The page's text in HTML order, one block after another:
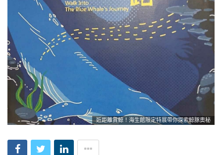
近距離賞鯨！海生館限定特展帶你探索鯨豚奧秘